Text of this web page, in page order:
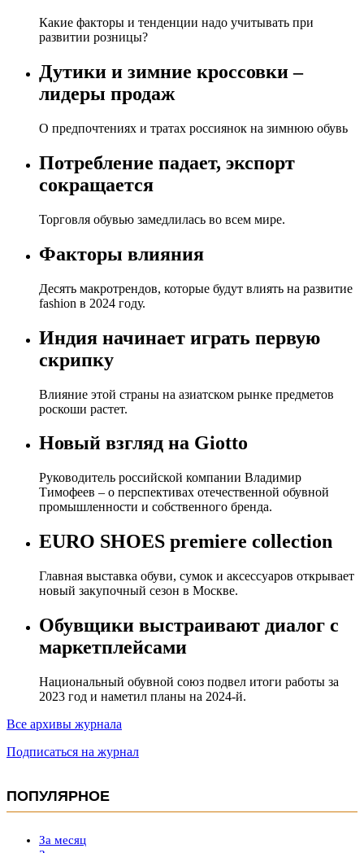
Какие факторы и тенденции надо учитывать при
развитии розницы?
Дутики и зимние кроссовки –
лидеры продаж
О предпочтениях и тратах россиянок на зимнюю обувь
Потребление падает, экспорт
сокращается
Торговля обувью замедлилась во всем мире.
Факторы влияния
Десять макротрендов, которые будут влиять на развитие
fashion в 2024 году.
Индия начинает играть первую
скрипку
Влияние этой страны на азиатском рынке предметов
роскоши растет.
Новый взгляд на Giotto
Руководитель российской компании Владимир
Тимофеев – о перспективах отечественной обувной
промышленности и собственного бренда.
EURO SHOES premiere collection
Главная выставка обуви, сумок и аксессуаров открывает
новый закупочный сезон в Москве.
Обувщики выстраивают диалог с
маркетплейсами
Национальный обувной союз подвел итоги работы за
2023 год и наметил планы на 2024-й.
Все архивы журнала
Подписаться на журнал
ПОПУЛЯРНОЕ
За месяц